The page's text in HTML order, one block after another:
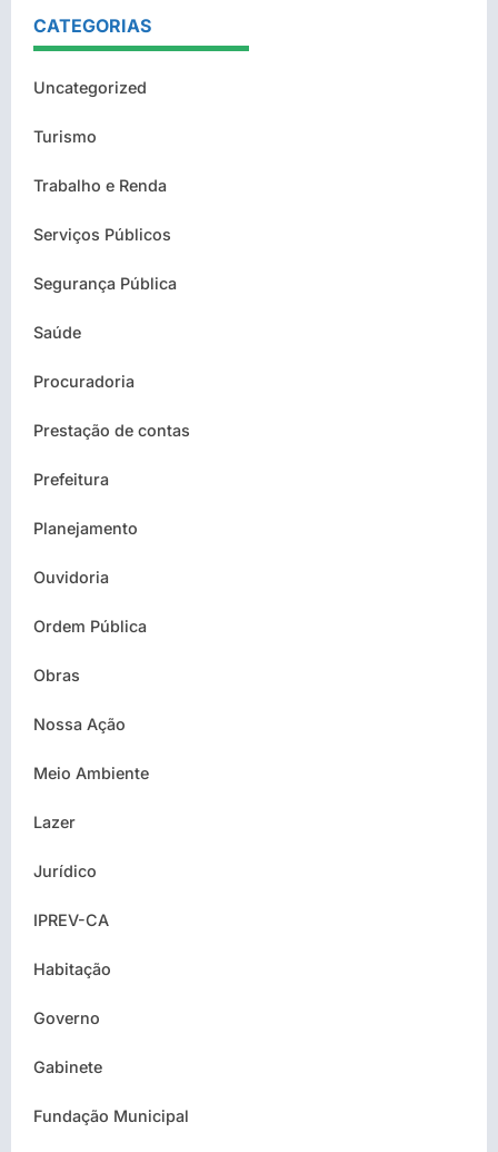
CATEGORIAS
Uncategorized
Turismo
Trabalho e Renda
Serviços Públicos
Segurança Pública
Saúde
Procuradoria
Prestação de contas
Prefeitura
Planejamento
Ouvidoria
Ordem Pública
Obras
Nossa Ação
Meio Ambiente
Lazer
Jurídico
IPREV-CA
Habitação
Governo
Gabinete
Fundação Municipal